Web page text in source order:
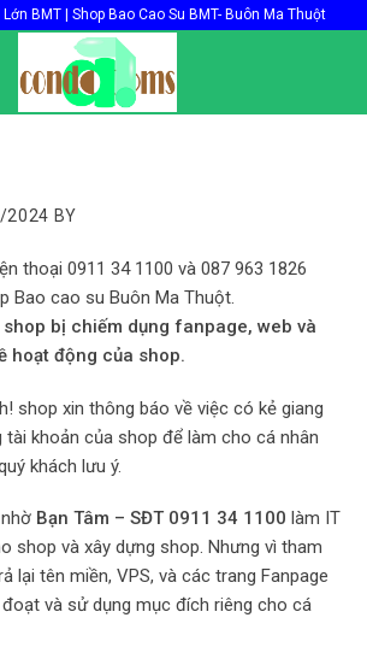
BMT | Shop Bao Cao Su BMT- Buôn Ma Thuột
2024 BY
thoại 0911 34 1100 và 087 963 1826
Bao cao su Buôn Ma Thuột.
bị chiếm dụng fanpage, web và
hoạt động của shop.
shop xin thông báo về việc có kẻ giang
khoản của shop để làm cho cá nhân
khách lưu ý.
Bạn Tâm – SĐT 0911 34 1100 làm IT
shop và xây dựng shop. Nhưng vì tham
lại tên miền, VPS, và các trang Fanpage
và sử dụng mục đích riêng cho cá